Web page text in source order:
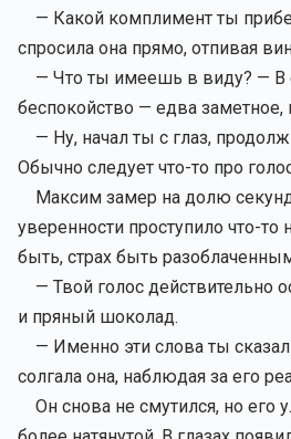
— Какой комплимент ты
спросила она прямо, отпивая
— Что ты имеешь в виду? — В
беспокойство — едва заметное,
— Ну, начал ты с глаз,
Обычно следует что-то про
Максим замер на долю
уверенности проступило что-
быть, страх быть
— Твой голос действительно
и пряный шоколад.
— Именно эти слова ты
солгала она, наблюдая за его
Он снова не смутился, но его